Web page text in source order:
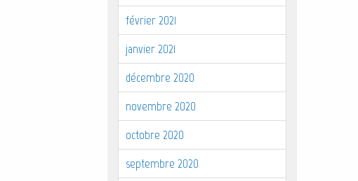
février 2021
janvier 2021
décembre 2020
novembre 2020
octobre 2020
septembre 2020